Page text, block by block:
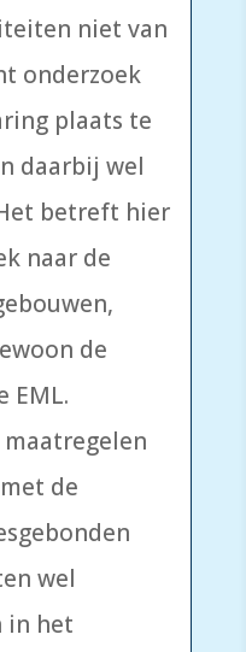
niet van
onderzoek
plaats te
daarbij wel
betreft hier
naar de
de
EML.
de
wel
in het